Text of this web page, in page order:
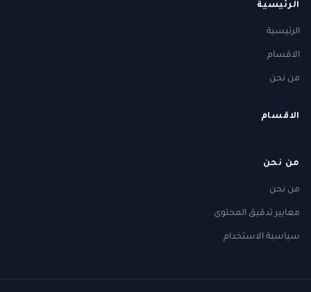
الرئيسية
الرئيسية
الاقسام
من نحن
الاقسام
من نحن
من نحن
معايير تدقيق المحتوى
سياسية الاستخدام